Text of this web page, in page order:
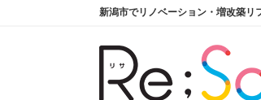
新潟市でリノベーション・増改築